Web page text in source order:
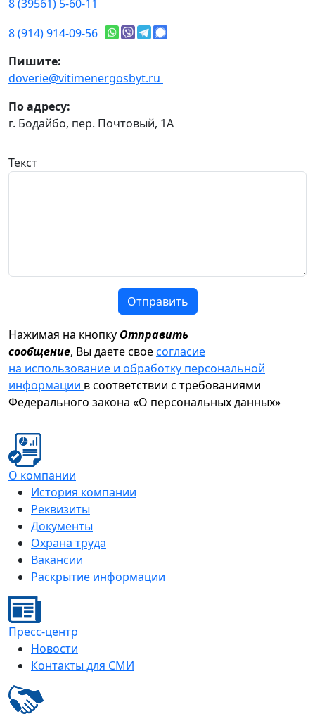
8 (39561) 5-60-11
8 (914) 914-09-56
Пишите:
doverie@vitimenergosbyt.ru
По адресу:
г. Бодайбо, пер. Почтовый, 1А
Текст
Отправить
Нажимая на кнопку Отправить
сообщение, Вы даете своесогласие
на использование и обработку персональной
информации в соответствии с требованиями
Федерального закона «О персональных данных»
О компании
История компании
Реквизиты
Документы
Охрана труда
Вакансии
Раскрытие информации
Пресс-центр
Новости
Контакты для СМИ